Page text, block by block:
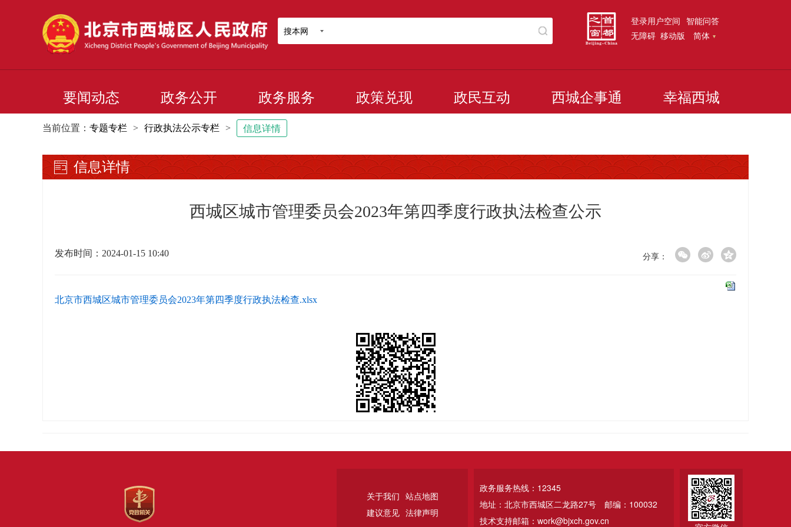
搜本网
登录用户空间 智能问答
无障碍 移动版 简体
要闻动态 政务公开 政务服务 政策兑现 政民互动 西城企事通 幸福西城
当前位置： 专题专栏 > 行政执法公示专栏 > 信息详情
信息详情
西城区城市管理委员会2023年第四季度行政执法检查公示
发布时间：2024-01-15 10:40 分享：
北京市西城区城市管理委员会2023年第四季度行政执法检查.xlsx
关于我们 站点地图
建议意见 法律声明
政务服务热线：12345
地址：北京市西城区二龙路27号
邮编：100032
技术支持邮箱：work@bjxch.gov.cn